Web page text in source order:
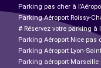
Parking pas cher à
Parking Aéroport Roissy-
# Réservez votre parking
Parking Aéroport Nice pas
Parking Aéroport Lyon-
Parking aéroport Marseille